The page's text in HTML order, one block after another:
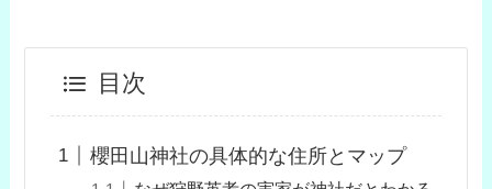
目次
櫻田山神社の具体的な住所とマップ